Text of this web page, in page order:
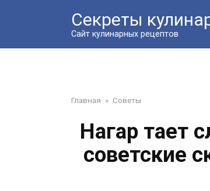
Секреты
Сайт кулинарных рецептов
Главная » Советы
Нагар тает
советские